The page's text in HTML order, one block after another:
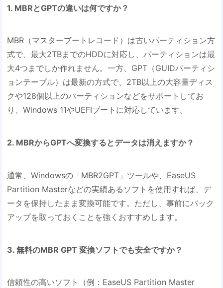
1. MBRとGPTの違いは何ですか？
MBR（マスターブートレコード）は古いパーティション方
式で、最大2TBまでのHDDに対応し、パーティションは最
大4つまでしか作れません。一方、GPT（GUIDパーティシ
ョンテーブル）は最新の方式で、2TB以上の大容量ディス
クや128個以上のパーティションなどをサポートしてお
り、Windows 11やUEFIブートに対応しています。
2. MBRからGPTへ変換するとデータは消えますか？
通常、Windowsの「MBR2GPT」ツールや、EaseUS
Partition Masterなどの実績あるソフトを使用すれば、デ
ータを保持したまま変換可能です。ただし、事前にバック
アップを取っておくことを強くおすすめします。
3. 無料のMBR GPT 変換ソフトでも安全ですか？
信頼性の高いソフト（例：EaseUS Partition Master